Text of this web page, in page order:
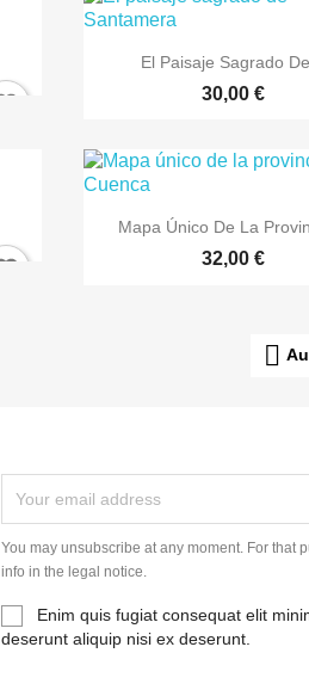
 Bista azkarra
El Paisaje Sagrado
30,00 €
 Bista azkarra
Mapa Único De La
32,00 €

You may unsubscribe at any moment. For that
info in the legal notice.
Enim quis fugiat consequat elit
deserunt aliquip nisi ex deserunt.